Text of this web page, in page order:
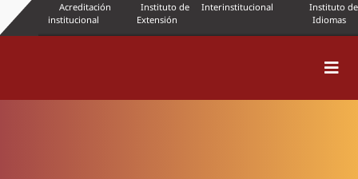
Acreditación
institucional
Instituto de
Extensión
Interinstitucional
Instituto de
Idiomas